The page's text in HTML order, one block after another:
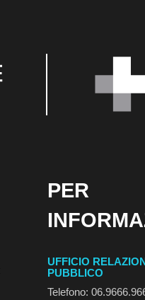
PER
UFFICIO
PUBBLICO
Telefono: